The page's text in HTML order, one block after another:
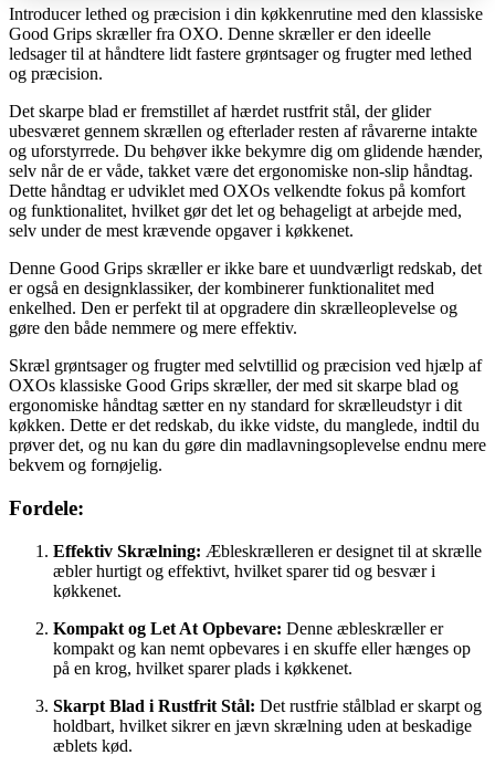
Introducer lethed og præcision i din køkkenrutine med den klassiske
Good Grips skræller fra OXO. Denne skræller er den ideelle
ledsager til at håndtere lidt fastere grøntsager og frugter med lethed
og præcision.
Det skarpe blad er fremstillet af hærdet rustfrit stål, der glider
ubesværet gennem skrællen og efterlader resten af råvarerne intakte
og uforstyrrede. Du behøver ikke bekymre dig om glidende hænder,
selv når de er våde, takket være det ergonomiske non-slip håndtag.
Dette håndtag er udviklet med OXOs velkendte fokus på komfort
og funktionalitet, hvilket gør det let og behageligt at arbejde med,
selv under de mest krævende opgaver i køkkenet.
Denne Good Grips skræller er ikke bare et uundværligt redskab, det
er også en designklassiker, der kombinerer funktionalitet med
enkelhed. Den er perfekt til at opgradere din skrælleoplevelse og
gøre den både nemmere og mere effektiv.
Skræl grøntsager og frugter med selvtillid og præcision ved hjælp af
OXOs klassiske Good Grips skræller, der med sit skarpe blad og
ergonomiske håndtag sætter en ny standard for skrælleudstyr i dit
køkken. Dette er det redskab, du ikke vidste, du manglede, indtil du
prøver det, og nu kan du gøre din madlavningsoplevelse endnu mere
bekvem og fornøjelig.
Fordele:
Effektiv Skrælning: Æbleskrælleren er designet til at skrælle
æbler hurtigt og effektivt, hvilket sparer tid og besvær i
køkkenet.
Kompakt og Let At Opbevare: Denne æbleskræller er
kompakt og kan nemt opbevares i en skuffe eller hænges op
på en krog, hvilket sparer plads i køkkenet.
Skarpt Blad i Rustfrit Stål: Det rustfrie stålblad er skarpt og
holdbart, hvilket sikrer en jævn skrælning uden at beskadige
æblets kød.